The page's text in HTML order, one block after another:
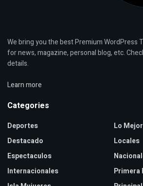
We bring you the best Premium WordPress
for news, magazine, personal blog, etc.
details.
Learn more
Categories
Deportes
Destacado
Espectaculos
Internacionales
Lo
Locales
Primera